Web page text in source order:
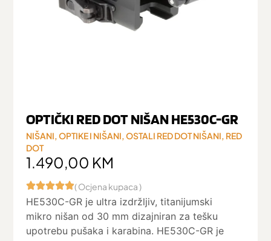
OPTIČKI RED DOT NIŠAN HE530C-GR
NIŠANI OPTIKE I NIŠANI OSTALI RED DOT NIŠANI RED
DOT
1.490,00 KM
( Ocjena kupaca )
HE530C-GR je ultra izdržljiv, titanijumski
mikro nišan od 30 mm dizajniran za tešku
upotrebu pušaka i karabina. HE530C-GR je